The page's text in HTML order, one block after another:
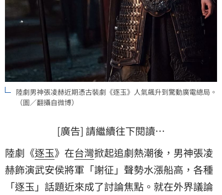
陸劇男神張凌赫近期憑古裝劇《逐玉》人氣飆升到驚動廣電總局。
（圖／翻攝自微博）
[廣告] 請繼續往下閱讀…
陸劇《逐玉》在台灣掀起追劇熱潮後，男神張凌
赫飾演武安侯將軍「謝征」聲勢水漲船高，各種
「逐玉」話題近來成了討論焦點。就在外界議論